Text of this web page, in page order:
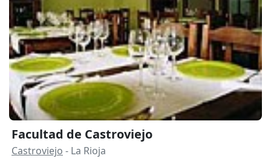
Facultad de Castroviejo
Castroviejo - La Rioja